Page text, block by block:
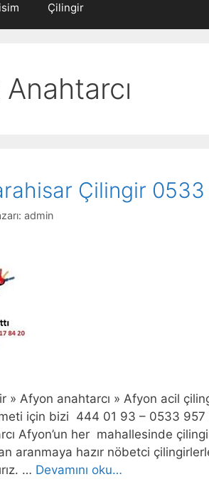
Çilingir
Çilingir
admin
» Afyon anahtarcı » Afyon acil
için bizi 444 01 93 – 0533
Afyon’un her mahallesinde
aranmaya hazır nöbetci
… Devamını oku…